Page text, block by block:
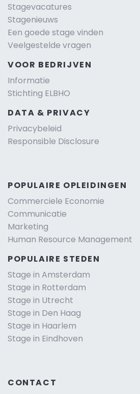
Stagevacatures
Stagenieuws
Een goede stage vinden
Veelgestelde vragen
VOOR BEDRIJVEN
Informatie
Stichting ELBHO
DATA & PRIVACY
Privacybeleid
Responsible Disclosure
POPULAIRE OPLEIDINGEN
Commerciele Economie
Communicatie
Marketing
Human Resource Management
POPULAIRE STEDEN
Stage in Amsterdam
Stage in Rotterdam
Stage in Utrecht
Stage in Den Haag
Stage in Haarlem
Stage in Eindhoven
CONTACT